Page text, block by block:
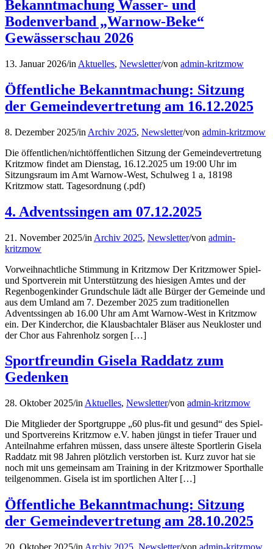
Bekanntmachung Wasser- und
Bodenverband „Warnow-Beke“
Gewässerschau 2026
13. Januar 2026/in Aktuelles, Newsletter/von admin-kritzmow
Öffentliche Bekanntmachung: Sitzung
der Gemeindevertretung am 16.12.2025
8. Dezember 2025/in Archiv 2025, Newsletter/von admin-kritzmow
Die öffentlichen/nichtöffentlichen Sitzung der Gemeindevertretung
Kritzmow findet am Dienstag, 16.12.2025 um 19:00 Uhr im
Sitzungsraum im Amt Warnow-West, Schulweg 1 a, 18198
Kritzmow statt. Tagesordnung (.pdf)
4. Adventssingen am 07.12.2025
21. November 2025/in Archiv 2025, Newsletter/von admin-
kritzmow
Vorweihnachtliche Stimmung in Kritzmow Der Kritzmower Spiel-
und Sportverein mit Unterstützung des hiesigen Amtes und der
Regenbogenkinder Grundschule lädt alle Bürger der Gemeinde und
aus dem Umland am 7. Dezember 2025 zum traditionellen
Adventssingen ab 16.00 Uhr am Amt Warnow-West in Kritzmow
ein. Der Kinderchor, die Klausbachtaler Bläser aus Neukloster und
der Chor aus Fahrenholz sorgen […]
Sportfreundin Gisela Raddatz zum
Gedenken
28. Oktober 2025/in Aktuelles, Newsletter/von admin-kritzmow
Die Mitglieder der Sportgruppe „60 plus-fit und gesund“ des Spiel-
und Sportvereins Kritzmow e.V. haben jüngst in tiefer Trauer und
Anteilnahme erfahren müssen, dass unsere älteste Sportlerin Gisela
Raddatz mit 98 Jahren plötzlich verstorben ist. Kurz zuvor hat sie
noch mit uns gemeinsam am Training in der Kritzmower Sporthalle
teilgenommen. Gisela ist im sportlichen Alter […]
Öffentliche Bekanntmachung: Sitzung
der Gemeindevertretung am 28.10.2025